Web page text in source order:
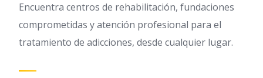
Encuentra centros de rehabilitación, fundaciones
comprometidas y atención profesional para el
tratamiento de adicciones, desde cualquier lugar.